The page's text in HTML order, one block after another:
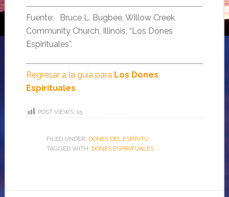
Fuente: Bruce L. Bugbee, Willow Creek
Community Church, Illinois, “Los Dones
Espirituales”.
Regresar a la guía para Los Dones
Espirituales
POST VIEWS: 15
FILED UNDER: DONES DEL ESPÍRITU
TAGGED WITH: DONES ESPIRITUALES